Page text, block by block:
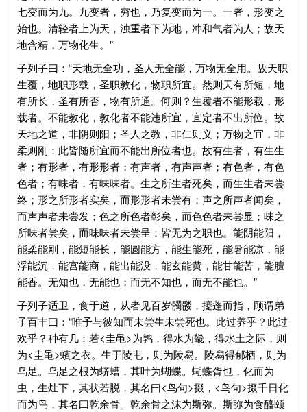
七变而为九。九变者，穷也，乃复变而为一。一者，形变之
始也。清轻者上为天，浊重者下为地，冲和气者为人；故天
地含精，万物化生。”
子列子曰：“天地无全功，圣人无全能，万物无全用。故天职
生覆，地职形载，圣职教化，物职所宜。然则天有所短，地
有所长，圣有所否，物有所通。何则？生覆者不能形载，形
载者。不能教化，教化者不能违所宜，宜定者不出所位。故
天地之道，非阴则阳；圣人之教，非仁则义；万物之宜，非
柔则刚：此皆随所宜而不能出所位者也。故有生者，有生生
者；有形者，有形形者；有声者，有声声者；有色者，有色
色者；有味者，有味味者。生之所生者死矣，而生生者未尝
终；形之所形者实矣，而形形者未尝有；声之所声者闻矣，
而声声者未尝发；色之所色者彰矣，而色色者未尝显；味之
所味者尝矣，而味味者未尝呈：皆无为之职也。能阴能阳，
能柔能刚，能短能长，能圆能方，能生能死，能暑能凉，能
浮能沉，能宫能商，能出能没，能玄能黄，能甘能苦，能膻
能香。无知也，无能也；而无不知也，而无不能也。”
子列子适卫，食于道，从者见百岁髑髅，攓蓬而指，顾谓弟
子百丰曰：“唯予与彼知而未尝生未尝死也。此过养乎？此过
欢乎？种有几：若<圭黾>为鹑，得水为畿，得水土之际，则
为<圭黾>蠙之衣。生于陵屯，则为陵舄。陵舄得郁栖，则为
乌足。乌足之根为蛴螬，其叶为蝴蝶。蝴蝶胥也，化而为
虫，生灶下，其状若脱，其名曰<鸟句>掇，<鸟句>掇千日化
而为鸟，其名曰乾余骨。乾余骨之沫为斯弥。斯弥为食醯颐